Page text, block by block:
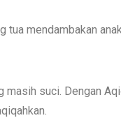
mendambakan
masih suci. Dengan